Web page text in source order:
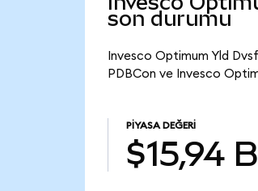
son durumu
Invesco Optimum Yld
PDBCon ve Invesco
PIYASA DEĞERI
$15,94 B